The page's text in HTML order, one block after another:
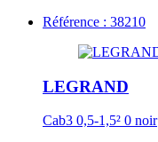
Référence : 38210
LEGRAND
Cab3 0,5-1,5² 0 noir